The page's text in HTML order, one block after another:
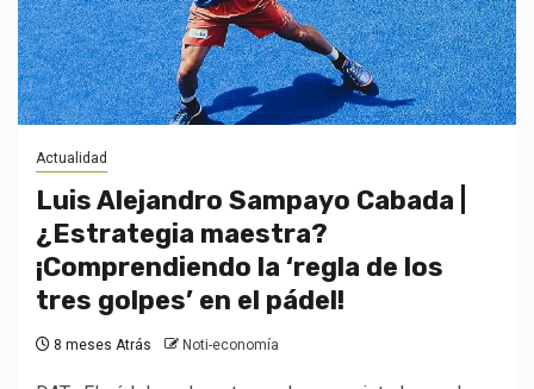
Actualidad
Luis Alejandro Sampayo Cabada |
¿Estrategia maestra?
¡Comprendiendo la ‘regla de los
tres golpes’ en el pádel!
8 meses Atrás Noti-economía